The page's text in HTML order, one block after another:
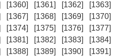
[1360] [1361] [1362]
[1363]
[1367] [1368] [1369]
[1370]
[1374] [1375] [1376]
[1377]
[1381] [1382] [1383]
[1384]
[1388] [1389] [1390]
[1391]